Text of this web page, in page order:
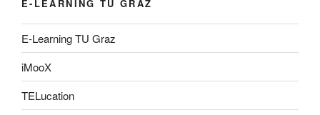
E-LEARNING TU GRAZ
E-Learning TU Graz
iMooX
TELucation